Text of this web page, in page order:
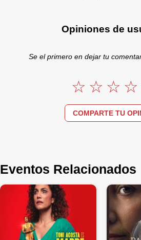
Opiniones de
Se el primero en dejar tu
COMPARTE TU
Eventos Relacionados